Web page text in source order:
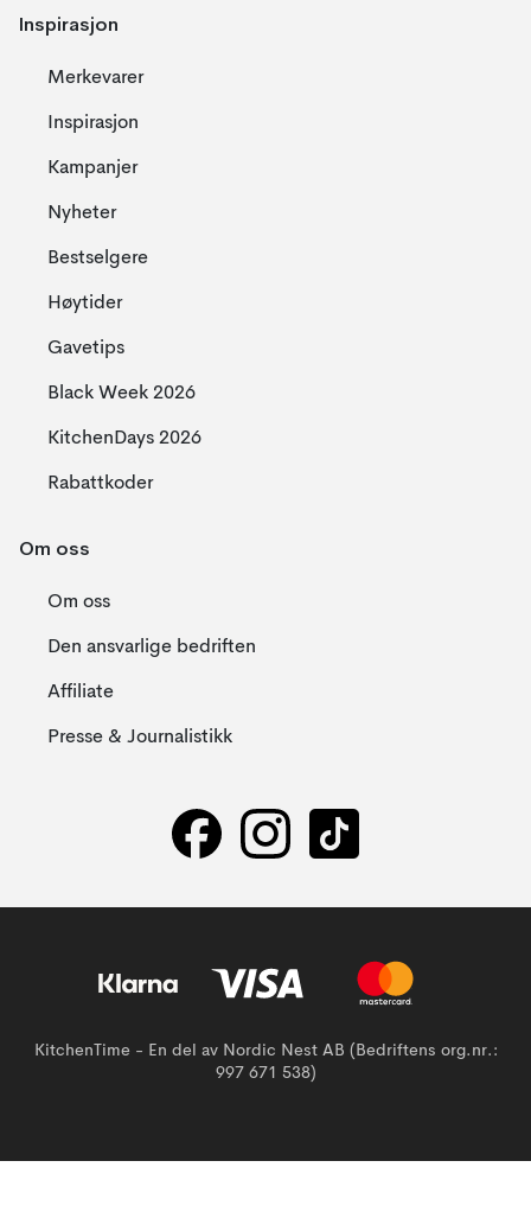
Inspirasjon
Merkevarer
Inspirasjon
Kampanjer
Nyheter
Bestselgere
Høytider
Gavetips
Black Week 2026
KitchenDays 2026
Rabattkoder
Om oss
Om oss
Den ansvarlige bedriften
Affiliate
Presse & Journalistikk
KitchenTime - En del av Nordic Nest AB (Bedriftens org.nr.:
997 671 538)